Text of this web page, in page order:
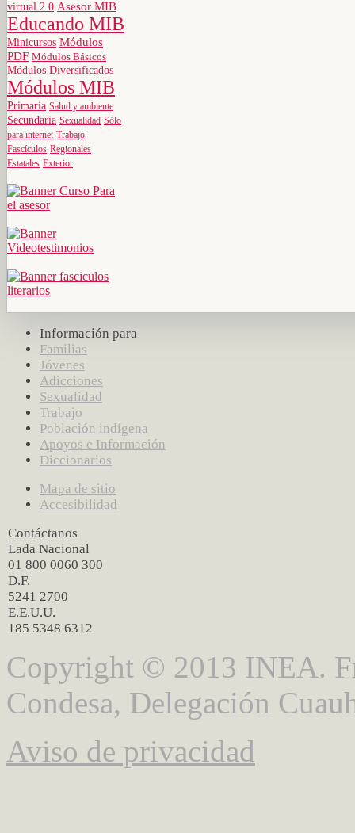
virtual 2.0 Asesor MIB
Educando MIB
Minicursos Módulos
PDF Módulos Básicos
Módulos Diversificados
Módulos MIB
Primaria Salud y ambiente
Secundaria Sexualidad Sólo
para internet Trabajo
Fascículos Regionales
Estatales Exterior
Información para
Familias
Jóvenes
Adicciones
Sexualidad
Trabajo
Población indígena
Apoyos e Información
Diccionarios
Mapa de sitio
Accesibilidad
Contáctanos
Lada Nacional
01 800 0060 300
D.F.
5241 2700
E.E.U.U.
185 5348 6312
Copyright © 2013 INEA.
Condesa, Delegación
Aviso de privacidad